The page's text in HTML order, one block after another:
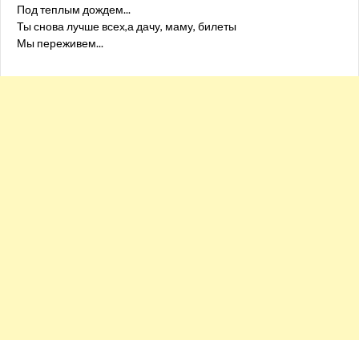
Под теплым дождем...
Ты снова лучше всех,а дачу, маму, билеты
Мы переживем...